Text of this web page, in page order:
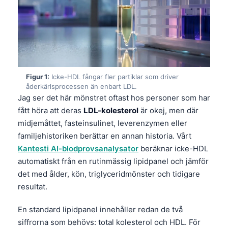
Figur 1: Icke-HDL fångar fler partiklar som driver
åderkärlsprocessen än enbart LDL.
Jag ser det här mönstret oftast hos personer som har
fått höra att deras LDL-kolesterol är okej, men där
midjemåttet, fasteinsulinet, leverenzymen eller
familjehistoriken berättar en annan historia. Vårt
Kantesti AI-blodprovsanalysator beräknar icke-HDL
automatiskt från en rutinmässig lipidpanel och jämför
det med ålder, kön, triglyceridmönster och tidigare
resultat.
En standard lipidpanel innehåller redan de två
siffrorna som behövs: total kolesterol och HDL. För